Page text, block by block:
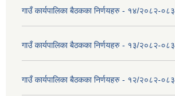
गाउँ कार्यपालिका बैठकका निर्णयहरु - १४/२०८२-०८३
गाउँ कार्यपालिका बैठकका निर्णयहरु - १३/२०८२-०८३
गाउँ कार्यपालिका बैठकका निर्णयहरु - १२/२०८२-०८३